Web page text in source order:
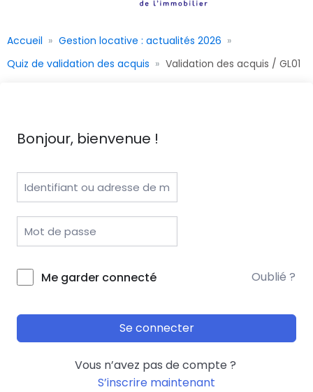
Accueil
Gestion locative : actualités 2026
Quiz de validation des acquis
Validation des acquis / GL01
Bonjour, bienvenue !
Me garder connecté Oublié ?
Se connecter
Vous n’avez pas de compte ?
S’inscrire maintenant